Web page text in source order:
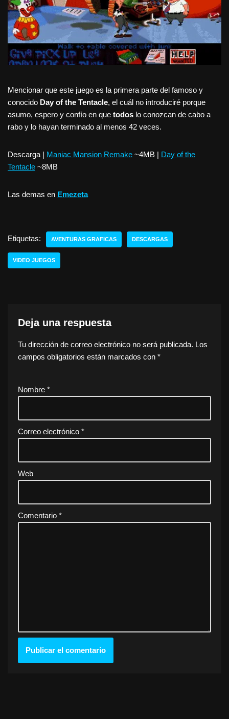
Mencionar que este juego es la primera parte del famoso y
conocido Day of the Tentacle, el cuál no introduciré porque
asumo, espero y confío en que todos lo conozcan de cabo a
rabo y lo hayan terminado al menos 42 veces.
Descarga | Maniac Mansion Remake ~4MB | Day of the
Tentacle ~8MB
Las demas en Emezeta
Etiquetas: AVENTURAS GRAFICAS DESCARGAS
VIDEO JUEGOS
Deja una respuesta
Tu dirección de correo electrónico no será publicada. Los
campos obligatorios están marcados con *
Nombre *
Correo electrónico *
Web
Comentario *